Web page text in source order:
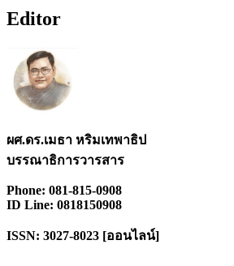
Editor
ผศ.ดร.เมธา หริมเทพาธิป
บรรณาธิการวารสาร
Phone: 081-815-0908
ID Line: 0818150908
ISSN: 3027-8023 [ออนไลน์]